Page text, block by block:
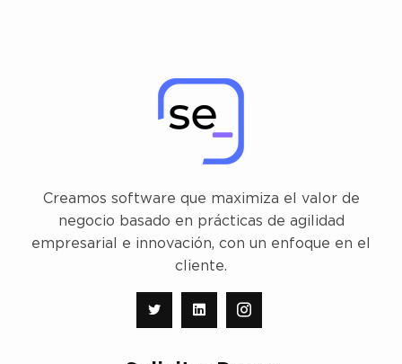
Creamos software que maximiza el valor de
negocio basado en prácticas de agilidad
empresarial e innovación, con un enfoque en el
cliente.